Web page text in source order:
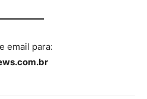
email para: